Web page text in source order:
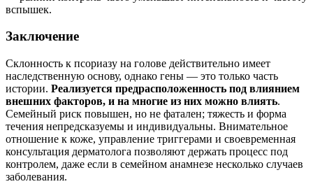
вспышек.
Заключение
Склонность к псориазу на голове действительно имеет
наследственную основу, однако гены — это только часть
истории. Реализуется предрасположенность под влиянием
внешних факторов, и на многие из них можно влиять.
Семейный риск повышен, но не фатален; тяжесть и форма
течения непредсказуемы и индивидуальны. Внимательное
отношение к коже, управление триггерами и своевременная
консультация дерматолога позволяют держать процесс под
контролем, даже если в семейном анамнезе несколько случаев
заболевания.